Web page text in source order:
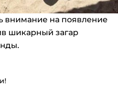
внимание на появление
шикарный загар